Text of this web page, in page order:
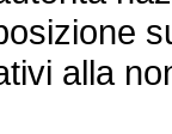
alla